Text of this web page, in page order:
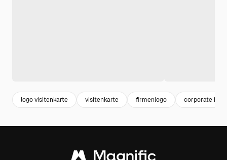
logo visitenkarte visitenkarte firmenlogo corporate